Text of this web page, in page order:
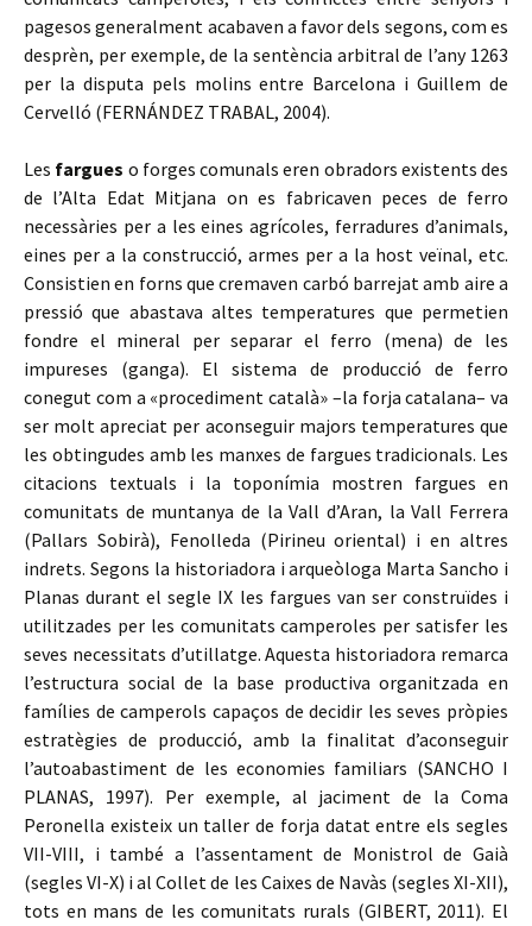
pagesos generalment acabaven a favor dels segons, com es
desprèn, per exemple, de la sentència arbitral de l’any 1263
per la disputa pels molins entre Barcelona i Guillem de
Cervelló (FERNÁNDEZ TRABAL, 2004).
Les fargues o forges comunals eren obradors existents des
de l’Alta Edat Mitjana on es fabricaven peces de ferro
necessàries per a les eines agrícoles, ferradures d’animals,
eines per a la construcció, armes per a la host veïnal, etc.
Consistien en forns que cremaven carbó barrejat amb aire a
pressió que abastava altes temperatures que permetien
fondre el mineral per separar el ferro (mena) de les
impureses (ganga). El sistema de producció de ferro
conegut com a «procediment català» –la forja catalana– va
ser molt apreciat per aconseguir majors temperatures que
les obtingudes amb les manxes de fargues tradicionals. Les
citacions textuals i la toponímia mostren fargues en
comunitats de muntanya de la Vall d’Aran, la Vall Ferrera
(Pallars Sobirà), Fenolleda (Pirineu oriental) i en altres
indrets. Segons la historiadora i arqueòloga Marta Sancho i
Planas durant el segle IX les fargues van ser construïdes i
utilitzades per les comunitats camperoles per satisfer les
seves necessitats d’utillatge. Aquesta historiadora remarca
l’estructura social de la base productiva organitzada en
famílies de camperols capaços de decidir les seves pròpies
estratègies de producció, amb la finalitat d’aconseguir
l’autoabastiment de les economies familiars (SANCHO I
PLANAS, 1997). Per exemple, al jaciment de la Coma
Peronella existeix un taller de forja datat entre els segles
VII-VIII, i també a l’assentament de Monistrol de Gaià
(segles VI-X) i al Collet de les Caixes de Navàs (segles XI-XII),
tots en mans de les comunitats rurals (GIBERT, 2011). El